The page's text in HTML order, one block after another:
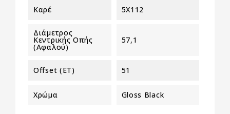
Καρέ 5X112
Διάμετρος
Κεντρικής Οπής
(αφαλού)
57,1
Offset (ET) 51
Χρώμα Gloss Black